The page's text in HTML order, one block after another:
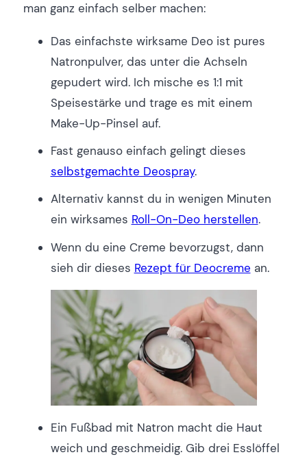
man ganz einfach selber machen:
Das einfachste wirksame Deo ist pures
Natronpulver, das unter die Achseln
gepudert wird. Ich mische es 1:1 mit
Speisestärke und trage es mit einem
Make-Up-Pinsel auf.
Fast genauso einfach gelingt dieses
selbstgemachte Deospray.
Alternativ kannst du in wenigen Minuten
ein wirksames Roll-On-Deo herstellen.
Wenn du eine Creme bevorzugst, dann
sieh dir dieses Rezept für Deocreme an.
Ein Fußbad mit Natron macht die Haut
weich und geschmeidig. Gib drei Esslöffel